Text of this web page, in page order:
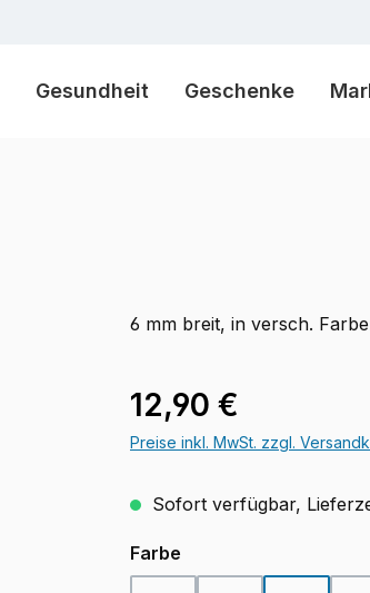
Gesundheit Geschenke
6 mm breit, in versch.
Regulärer Preis:
12,90 €
Preise inkl. MwSt. zzgl.
Sofort verfügbar,
Farbe